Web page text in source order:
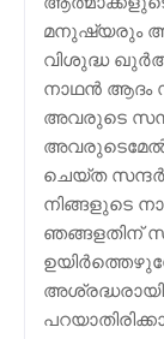
മനുഷ്യരും
വിശുദ്ധ
നാഥന്‍ ആദം
അവരുടെ
ചെയ്ത
നിങ്ങളുടെ
ഞങ്ങളതിന്